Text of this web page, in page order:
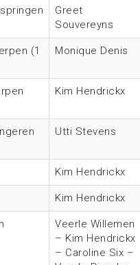
Greet
Souvereyns
(1
Monique Denis
Kim Hendrickx
Utti Stevens
Kim Hendrickx
Kim Hendrickx
Veerle Willemen
– Kim Hendrickx
– Caroline Six –